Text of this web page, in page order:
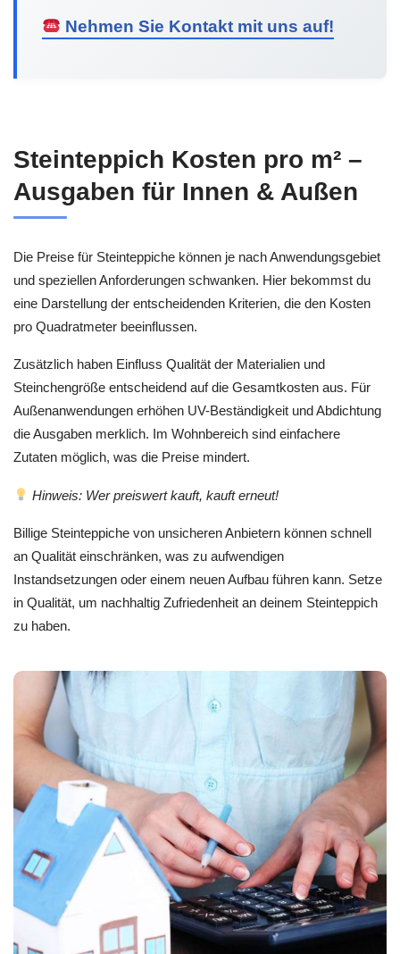
Nehmen Sie Kontakt mit uns auf!
Steinteppich Kosten pro m² –
Ausgaben für Innen & Außen
Die Preise für Steinteppiche können je nach Anwendungsgebiet
und speziellen Anforderungen schwanken. Hier bekommst du
eine Darstellung der entscheidenden Kriterien, die den Kosten
pro Quadratmeter beeinflussen.
Zusätzlich haben Einfluss Qualität der Materialien und
Steinchengröße entscheidend auf die Gesamtkosten aus. Für
Außenanwendungen erhöhen UV-Beständigkeit und Abdichtung
die Ausgaben merklich. Im Wohnbereich sind einfachere
Zutaten möglich, was die Preise mindert.
Hinweis: Wer preiswert kauft, kauft erneut!
Billige Steinteppiche von unsicheren Anbietern können schnell
an Qualität einschränken, was zu aufwendigen
Instandsetzungen oder einem neuen Aufbau führen kann. Setze
in Qualität, um nachhaltig Zufriedenheit an deinem Steinteppich
zu haben.